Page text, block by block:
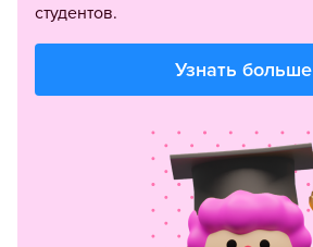
студентов.
Узнать больше